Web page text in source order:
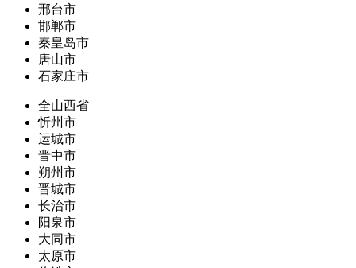
邢台市
邯郸市
秦皇岛市
唐山市
石家庄市
全山西省
忻州市
运城市
晋中市
朔州市
晋城市
长治市
阳泉市
大同市
太原市